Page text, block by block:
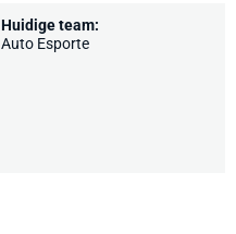
Huidige team:
Auto Esporte